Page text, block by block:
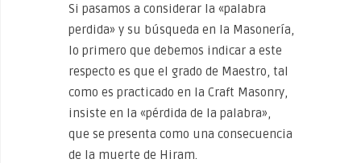
Si pasamos a considerar la «palabra
perdida» y su búsqueda en la Masonería,
lo primero que debemos indicar a este
respecto es que el grado de Maestro, tal
como es practicado en la Craft Masonry,
insiste en la «pérdida de la palabra»,
que se presenta como una consecuencia
de la muerte de Hiram.